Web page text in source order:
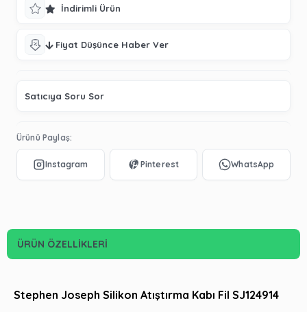
İndirimli Ürün
Fiyat Düşünce Haber Ver
Satıcıya Soru Sor
Ürünü Paylaş:
ÜRÜN ÖZELLIKLERI
Stephen Joseph Silikon Atıştırma Kabı Fil SJ124914